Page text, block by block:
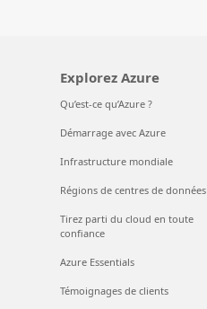
Explorez Azure
Qu’est-ce qu’Azure ?
Démarrage avec Azure
Infrastructure mondiale
Régions de centres de données
Tirez parti du cloud en toute
confiance
Azure Essentials
Témoignages de clients